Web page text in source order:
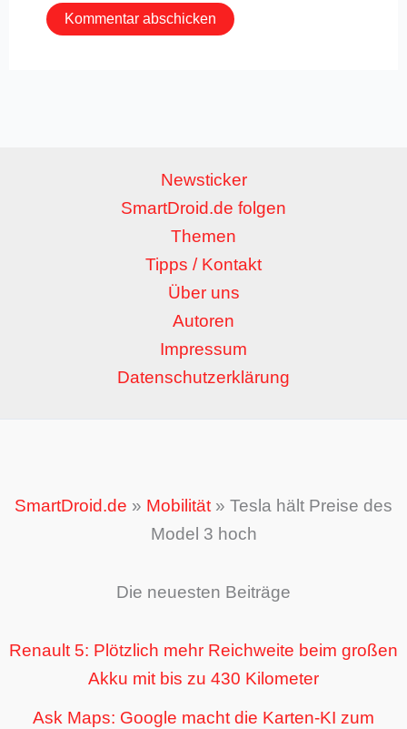
Newsticker
SmartDroid.de folgen
Themen
Tipps / Kontakt
Über uns
Autoren
Impressum
Datenschutzerklärung
SmartDroid.de » Mobilität » Tesla hält Preise des
Model 3 hoch
Die neuesten Beiträge
Renault 5: Plötzlich mehr Reichweite beim großen
Akku mit bis zu 430 Kilometer
Ask Maps: Google macht die Karten-KI zum